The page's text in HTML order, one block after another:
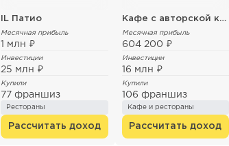
IL Патио
Месячная прибыль
1 млн ₽
Инвестиции
25 млн ₽
Купили
77 франшиз
Рестораны
Рассчитать доход
Кафе с авторской кухней "Здрасте"
Месячная прибыль
604 200 ₽
Инвестиции
16 млн ₽
Купили
106 франшиз
Кафе и рестораны
Рассчитать доход